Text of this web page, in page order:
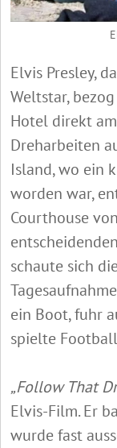
Elvis Presley,
Weltstar,
Hotel direkt
Dreharbeiten
Island, wo ein
worden war,
Courthouse
schaute sich
ein Boot, fuhr
spielte
„Follow That
Elvis-Film. Er
wurde fast